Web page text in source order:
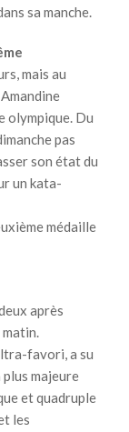
sa manche.
mais au
olympique. Du
pas
son état du
un kata-
médaille
après
favori, a su
plus majeure
et quadruple
les